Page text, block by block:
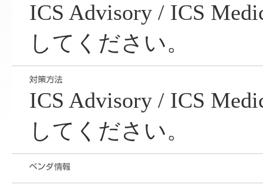
ICS Advisory / ICS
してください。
ICS Advisory / ICS
してください。